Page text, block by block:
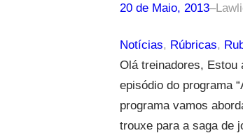
20 de Maio, 2013–
Notícias, Rúbricas,
Olá treinadores, Estou
episódio do programa
programa vamos
trouxe para a saga de